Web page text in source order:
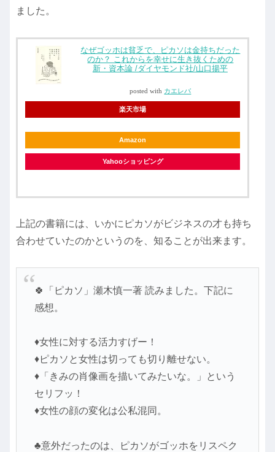
ました。
なぜゴッホは貧乏で、ピカソは金持ちだった
のか？ これからを幸せに生き抜くための
新・資本論 /ダイヤモンド社/山口揚平
posted with カエレバ
楽天市場
Amazon
Yahooショッピング
上記の書籍には、いかにピカソがビジネスの才も持ち
合わせていたのかというのを、知ることが出来ます。
🍀「ピカソ」瀬木慎一著 読みました。下記に
感想。
♦女性に対する活力すげー！
♦ピカソと女性は切っても切り離せない。
♦「きみの肖像画を描いてみたいな。」という
セリフッ！
♦女性の顔の変化は公私混同。
♣意外だったのは、ピカソがゴッホをリスペク